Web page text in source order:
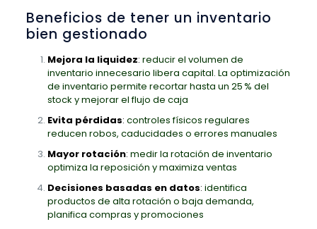
Beneficios de tener un inventario
bien gestionado
Mejora la liquidez: reducir el volumen de
inventario innecesario libera capital. La optimización
de inventario permite recortar hasta un 25 % del
stock y mejorar el flujo de caja
Evita pérdidas: controles físicos regulares
reducen robos, caducidades o errores manuales
Mayor rotación: medir la rotación de inventario
optimiza la reposición y maximiza ventas
Decisiones basadas en datos: identifica
productos de alta rotación o baja demanda,
planifica compras y promociones